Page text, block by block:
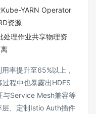
Kube-YARN Operator
资源
处理作业共享物理资
率提升至65%以上，
程中也暴露出HDFS
与Service Mesh兼容等
、定制Istio Auth插件